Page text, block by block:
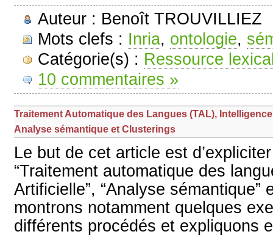
Auteur : Benoît TROUVILLIEZ
Mots clefs : Inria, ontologie,
Catégorie(s) : Ressource
10 commentaires »
Traitement Automatique des Langues (TAL),
Analyse sémantique et Clusterings
Le but de cet article est
“Traitement automatique des
Artificielle”, “Analyse sémantique”
montrons notamment quelques
différents procédés et expliquons